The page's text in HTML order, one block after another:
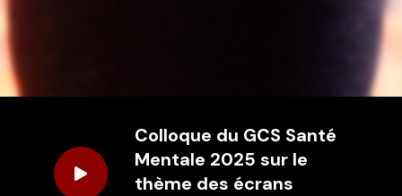
Colloque du GCS Santé
Mentale 2025 sur le
thème des écrans